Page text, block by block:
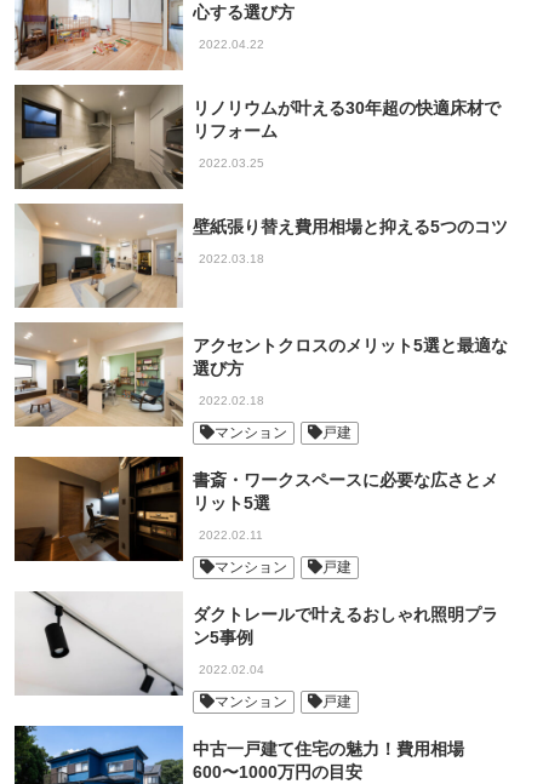
心する選び方
2022.04.22
リノリウムが叶える30年超の快適床材で
リフォーム
2022.03.25
壁紙張り替え費用相場と抑える5つのコツ
2022.03.18
アクセントクロスのメリット5選と最適な
選び方
2022.02.18
マンション 戸建
書斎・ワークスペースに必要な広さとメ
リット5選
2022.02.11
マンション 戸建
ダクトレールで叶えるおしゃれ照明プラ
ン5事例
2022.02.04
マンション 戸建
中古一戸建て住宅の魅力！費用相場
600〜1000万円の目安